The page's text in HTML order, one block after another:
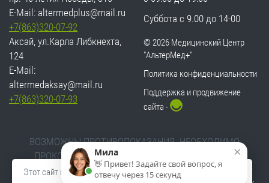
E-Mail: altermedplus@mail.ru
+7(863)320-07-92
Аксай, ул.Карла Либкнехта,
124
E-Mail:
altermedaksay@mail.ru
+7(863)320-07-93
Суббота с 9.00 до 14-00
© 2026 Медицинский Центр
"АльтерМед+"
Политика конфиденциальности
Поддержка и продвижение
сайта -
ВОЗМОЖНЫ ПРОТИВОПОКАЗАНИЯ. НЕОБХОДИМО
ПРОКОНСУЛЬТИРОВАТЬСЯ СО СПЕЦИАЛИСТОМ
Пользуясь этим сайтом, вы даете согласие на обработку
Этот сайт используетфайлы cookie, которые обеспечивают
×
Мила
👋 Привет! Задайте свой вопрос, я
отвечу через 15 секунд